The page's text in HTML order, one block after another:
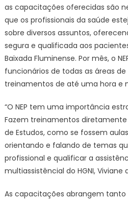
as capacitações oferecidas são
que os profissionais da saúde
sobre diversos assuntos,
segura e qualificada aos
Baixada Fluminense. Por mês, o
funcionários de todas as áreas
treinamentos de até uma hora e
“O NEP tem uma importância
Fazem treinamentos
de Estudos, como se fossem
orientando e falando de temas
profissional e qualificar a
multiassistêncial do HGNI, Viviane
As capacitações abrangem